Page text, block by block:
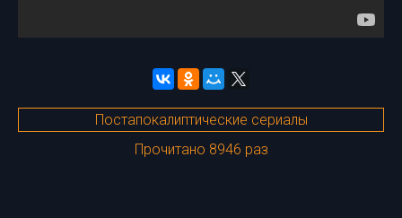
Постапокалиптические сериалы
Прочитано 8946 раз